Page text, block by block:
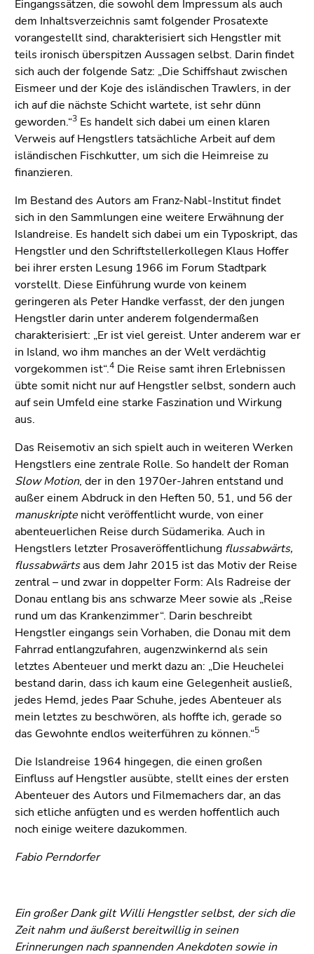
Eingangssätzen, die sowohl dem Impressum als auch
dem Inhaltsverzeichnis samt folgender Prosatexte
vorangestellt sind, charakterisiert sich Hengstler mit
teils ironisch überspitzen Aussagen selbst. Darin findet
sich auch der folgende Satz: „Die Schiffshaut zwischen
Eismeer und der Koje des isländischen Trawlers, in der
ich auf die nächste Schicht wartete, ist sehr dünn
geworden.“3 Es handelt sich dabei um einen klaren
Verweis auf Hengstlers tatsächliche Arbeit auf dem
isländischen Fischkutter, um sich die Heimreise zu
finanzieren.
Im Bestand des Autors am Franz-Nabl-Institut findet
sich in den Sammlungen eine weitere Erwähnung der
Islandreise. Es handelt sich dabei um ein Typoskript, das
Hengstler und den Schriftstellerkollegen Klaus Hoffer
bei ihrer ersten Lesung 1966 im Forum Stadtpark
vorstellt. Diese Einführung wurde von keinem
geringeren als Peter Handke verfasst, der den jungen
Hengstler darin unter anderem folgendermaßen
charakterisiert: „Er ist viel gereist. Unter anderem war er
in Island, wo ihm manches an der Welt verdächtig
vorgekommen ist“.4 Die Reise samt ihren Erlebnissen
übte somit nicht nur auf Hengstler selbst, sondern auch
auf sein Umfeld eine starke Faszination und Wirkung
aus.
Das Reisemotiv an sich spielt auch in weiteren Werken
Hengstlers eine zentrale Rolle. So handelt der Roman
Slow Motion, der in den 1970er-Jahren entstand und
außer einem Abdruck in den Heften 50, 51, und 56 der
manuskripte nicht veröffentlicht wurde, von einer
abenteuerlichen Reise durch Südamerika. Auch in
Hengstlers letzter Prosaveröffentlichung flussabwärts,
flussabwärtsaus dem Jahr 2015 ist das Motiv der Reise
zentral – und zwar in doppelter Form: Als Radreise der
Donau entlang bis ans schwarze Meer sowie als „Reise
rund um das Krankenzimmer“. Darin beschreibt
Hengstler eingangs sein Vorhaben, die Donau mit dem
Fahrrad entlangzufahren, augenzwinkernd als sein
letztes Abenteuer und merkt dazu an: „Die Heuchelei
bestand darin, dass ich kaum eine Gelegenheit ausließ,
jedes Hemd, jedes Paar Schuhe, jedes Abenteuer als
mein letztes zu beschwören, als hoffte ich, gerade so
das Gewohnte endlos weiterführen zu können.“5
Die Islandreise 1964 hingegen, die einen großen
Einfluss auf Hengstler ausübte, stellt eines der ersten
Abenteuer des Autors und Filmemachers dar, an das
sich etliche anfügten und es werden hoffentlich auch
noch einige weitere dazukommen.
Fabio Perndorfer
Ein großer Dank gilt Willi Hengstler selbst, der sich die
Zeit nahm und äußerst bereitwillig in seinen
Erinnerungen nach spannenden Anekdoten sowie in